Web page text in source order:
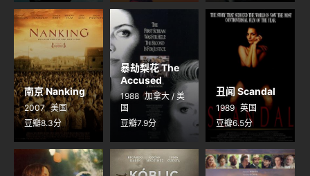
南京 Nanking
2007 美国
豆瓣8.3分
暴劫梨花 The
Accused
1988 加拿大 / 美
国
豆瓣7.9分
丑闻 Scandal
1989 英国
豆瓣6.5分